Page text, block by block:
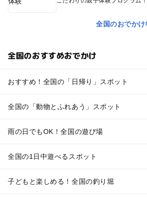
全国のおでか
全国のおすすめおでかけ
おすすめ！全国の「日帰り」スポット
全国の「動物とふれあう」スポット
雨の日でもOK！全国の遊び場
全国の1日中遊べるスポット
子どもと楽しめる！全国の釣り堀